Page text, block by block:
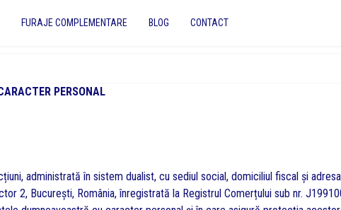
FURAJE COMPLEMENTARE BLOG CONTACT
PERSONAL
administrată în sistem dualist, cu sediul social, domiciliul fiscal și
2, București, România, înregistrată la Registrul Comerțului sub nr.